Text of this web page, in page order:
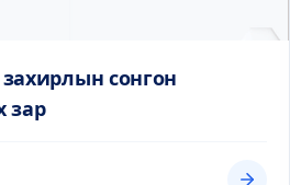
сонгон
зар